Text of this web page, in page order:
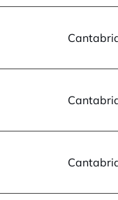
opens in a new tab
opens in a new tab
opens in a new tab